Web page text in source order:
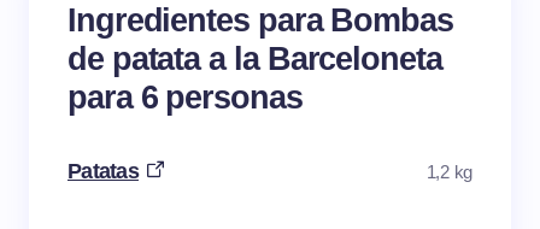
Ingredientes para Bombas
de patata a la Barceloneta
para 6 personas
Patatas 1,2 kg